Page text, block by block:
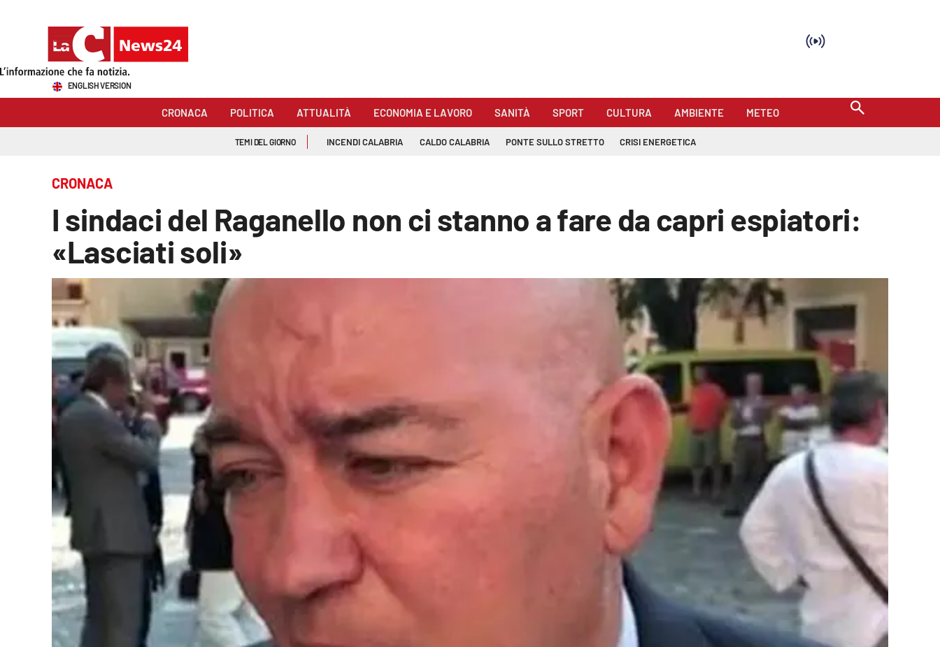
Sezioni
Economia e lavoro
Economia e Lavoro
ENGLISH VERSION
CRONACA POLITICA ATTUALITÀ ECONOMIA E LAVORO SANITÀ SPORT CULTURA AMBIENTE METEO
TEMI DEL GIORNO INCENDI CALABRIA CALDO CALABRIA PONTE SULLO STRETTO CRISI ENERGETICA
CRONACA
I sindaci del Raganello non ci stanno a fare da capri espiatori:
«Lasciati soli»